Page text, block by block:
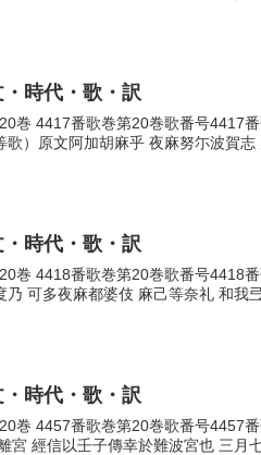
時代・歌・訳
巻 4417番歌巻第20巻歌番号4417
歌）原文阿加胡麻乎 夜麻努尓波賀
時代・歌・訳
巻 4418番歌巻第20巻歌番号4418
可多夜麻都婆伎 麻己等奈礼 和我
時代・歌・訳
巻 4457番歌巻第20巻歌番号4457
宮 經信以壬子傳幸於難波宮也 三月